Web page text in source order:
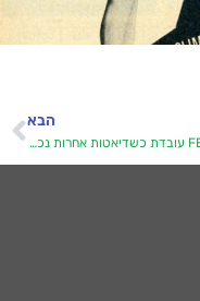
הבא
למה FEEL עובדת כשדיאטות אחרות נכשלות